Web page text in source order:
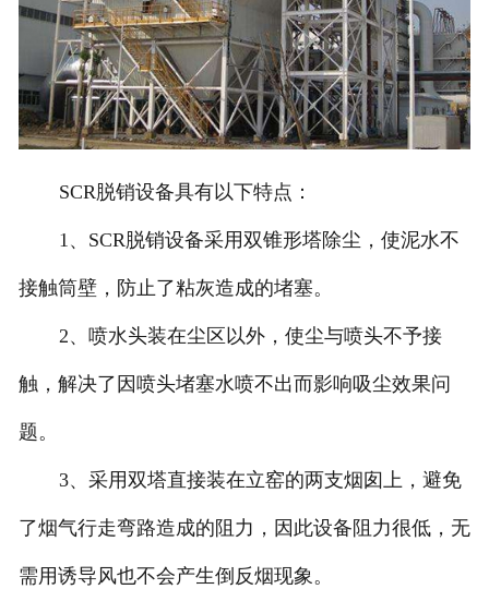
SCR脱销设备具有以下特点：
1、SCR脱销设备采用双锥形塔除尘，使泥水不
接触筒壁，防止了粘灰造成的堵塞。
2、喷水头装在尘区以外，使尘与喷头不予接
触，解决了因喷头堵塞水喷不出而影响吸尘效果问
题。
3、采用双塔直接装在立窑的两支烟囱上，避免
了烟气行走弯路造成的阻力，因此设备阻力很低，无
需用诱导风也不会产生倒反烟现象。